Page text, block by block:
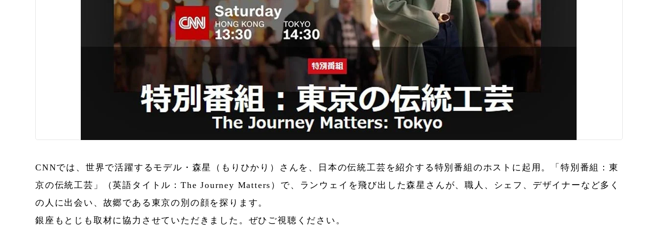
CNNでは、世界で活躍するモデル・森星（もりひかり）さんを、日本の伝統工芸を紹介する特別番組のホストに起用。「特別番組：東
京の伝統工芸」（英語タイトル：The Journey Matters）で、ランウェイを飛び出した森星さんが、職人、シェフ、デザイナーなど多く
の人に出会い、故郷である東京の別の顔を探ります。
銀座もとじも取材に協力させていただきました。ぜひご視聴ください。